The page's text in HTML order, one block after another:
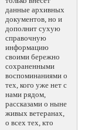
данные архивных
документов, но и
дополнит сухую
справочную
информацию
своими бережно
сохраненными
воспоминаниями о
тех, кого уже нет с
нами рядом,
рассказами о ныне
живых ветеранах,
о всех тех, кто